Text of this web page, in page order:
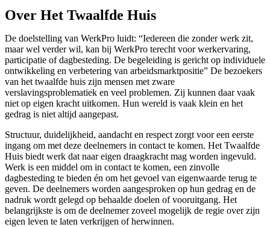
Over Het Twaalfde Huis
De doelstelling van WerkPro luidt: “Iedereen die zonder werk zit,
maar wel verder wil, kan bij WerkPro terecht voor werkervaring,
participatie of dagbesteding. De begeleiding is gericht op individuele
ontwikkeling en verbetering van arbeidsmarktpositie” De bezoekers
van het twaalfde huis zijn mensen met zware
verslavingsproblematiek en veel problemen. Zij kunnen daar vaak
niet op eigen kracht uitkomen. Hun wereld is vaak klein en het
gedrag is niet altijd aangepast.
Structuur, duidelijkheid, aandacht en respect zorgt voor een eerste
ingang om met deze deelnemers in contact te komen. Het Twaalfde
Huis biedt werk dat naar eigen draagkracht mag worden ingevuld.
Werk is een middel om in contact te komen, een zinvolle
dagbesteding te bieden én om het gevoel van eigenwaarde terug te
geven. De deelnemers worden aangesproken op hun gedrag en de
nadruk wordt gelegd op behaalde doelen of vooruitgang. Het
belangrijkste is om de deelnemer zoveel mogelijk de regie over zijn
eigen leven te laten verkrijgen of herwinnen.